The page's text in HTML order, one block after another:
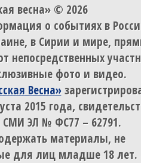
весна» © 2026
о событиях в
в Сирии и мире,
непосредственных
фото и видео.
Весна»
2015 года,
СМИ ЭЛ № ФС77 – 62791.
материалы, не
для лиц младше 18 лет.